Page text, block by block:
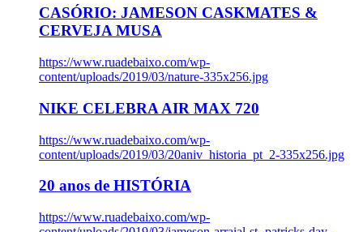
CASÓRIO: JAMESON CASKMATES &
CERVEJA MUSA
https://www.ruadebaixo.com/wp-
content/uploads/2019/03/nature-335x256.jpg
NIKE CELEBRA AIR MAX 720
https://www.ruadebaixo.com/wp-
content/uploads/2019/03/20aniv_historia_pt_2-335x256.jpg
20 anos de HISTÓRIA
https://www.ruadebaixo.com/wp-